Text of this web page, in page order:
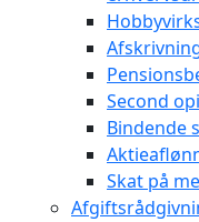
Second
Bindende
Skat på